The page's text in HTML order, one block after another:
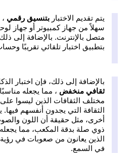
يتم تقديم الاختباربتنسيق رقمي،
سهلاً من جهاز كمبيوتر أو جهاز
متصل بالإنترنت. بالإضافة إلى
بتطبيق اختبار تلقائي تقريبًا وحساب
بالإضافة إلى ذلك، فإن اختبار الذكاء
ثقافي منخفض، مما يجعله مناسبًا
مختلف الثقافات الذين ليسوا على
أخرى، مثل حقيقة أن اللون والصوت
ذوي صلة بدقة المكعب، مما يجعله
الذين يعانون من صعوبات في رؤية
في السمع.